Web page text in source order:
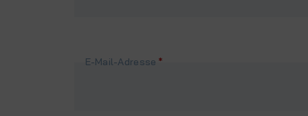
Pflichtfeld
E-Mail-Adresse *